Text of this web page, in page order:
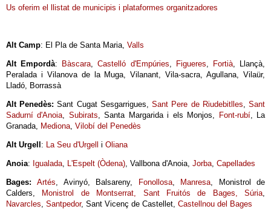
Us oferim el llistat de municipis i plataformes organitzadores
Alt Camp: El Pla de Santa Maria, Valls
Alt Empordà: Bàscara,Castelló d'Empúries, Figueres, Fortià, Llançà,
Peralada i Vilanova de la Muga, Vilanant, Vila-sacra, Agullana, Vilaür,
Lladó, Borrassà
Alt Penedès:Sant Cugat Sesgarrigues,Sant Pere de Riudebitlles,Sant
Sadurní d'Anoia, Subirats, Santa Margarida i els Monjos, Font-rubí, La
Granada, Mediona, Vilobí del Penedès
Alt Urgell : La Seu d'Urgell i Oliana
Anoia: Igualada, L'Espelt (Òdena), Vallbona d'Anoia, Jorba, Capellades
Bages:Artés, Avinyó, Balsareny, Fonollosa, Manresa, Monistrol de
Calders,
Monistrol de Montserrat, Sant Fruitós de Bages, Súria,
Navarcles, Santpedor, Sant Vicenç de Castellet, Castellnou del Bages